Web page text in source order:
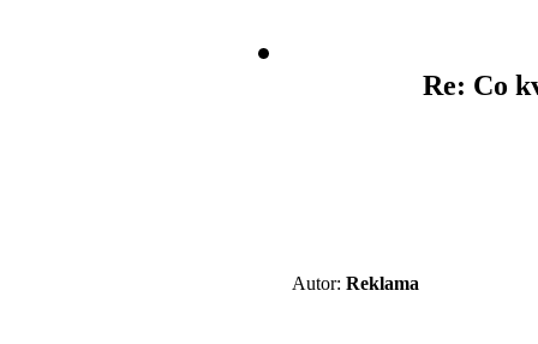
Autor: Reklama
Re: Co